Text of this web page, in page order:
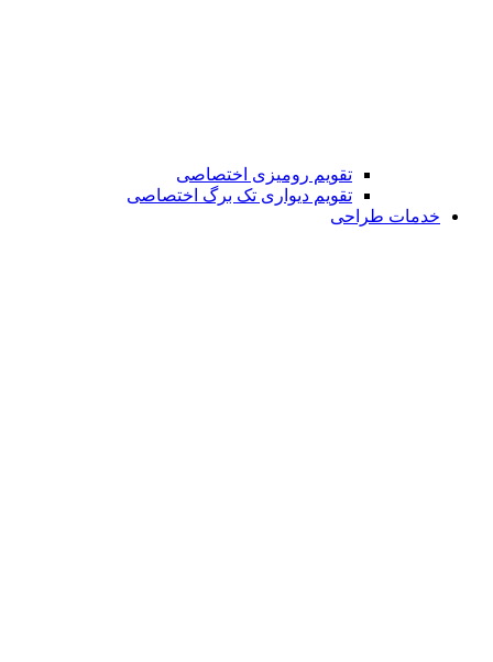
تقویم رومیزی اختصاصی
تقویم دیواری تک برگ اختصاصی
خدمات طراحی